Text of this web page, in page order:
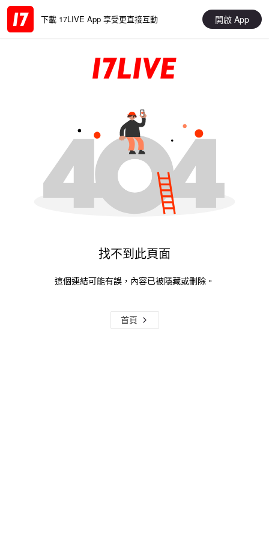
下載 17LIVE App 享受更直接互動 開啟 App
找不到此頁面
這個連結可能有誤，內容已被隱藏或刪除。
首頁